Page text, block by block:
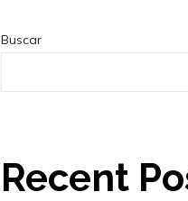
Buscar
Recent